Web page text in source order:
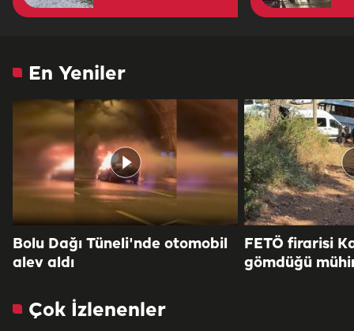
En Yeniler
Bolu Dağı Tüneli'nde otomobil
alev aldı
FETÖ firarisi
gömdüğü
Çok İzlenenler